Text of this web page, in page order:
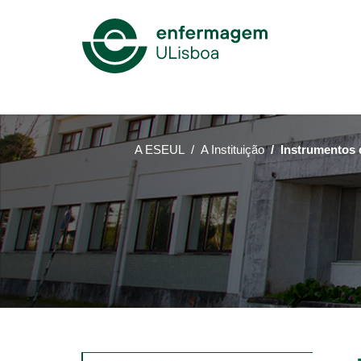
Mega
Menu
A ESEUL A Instituição Instrumentos